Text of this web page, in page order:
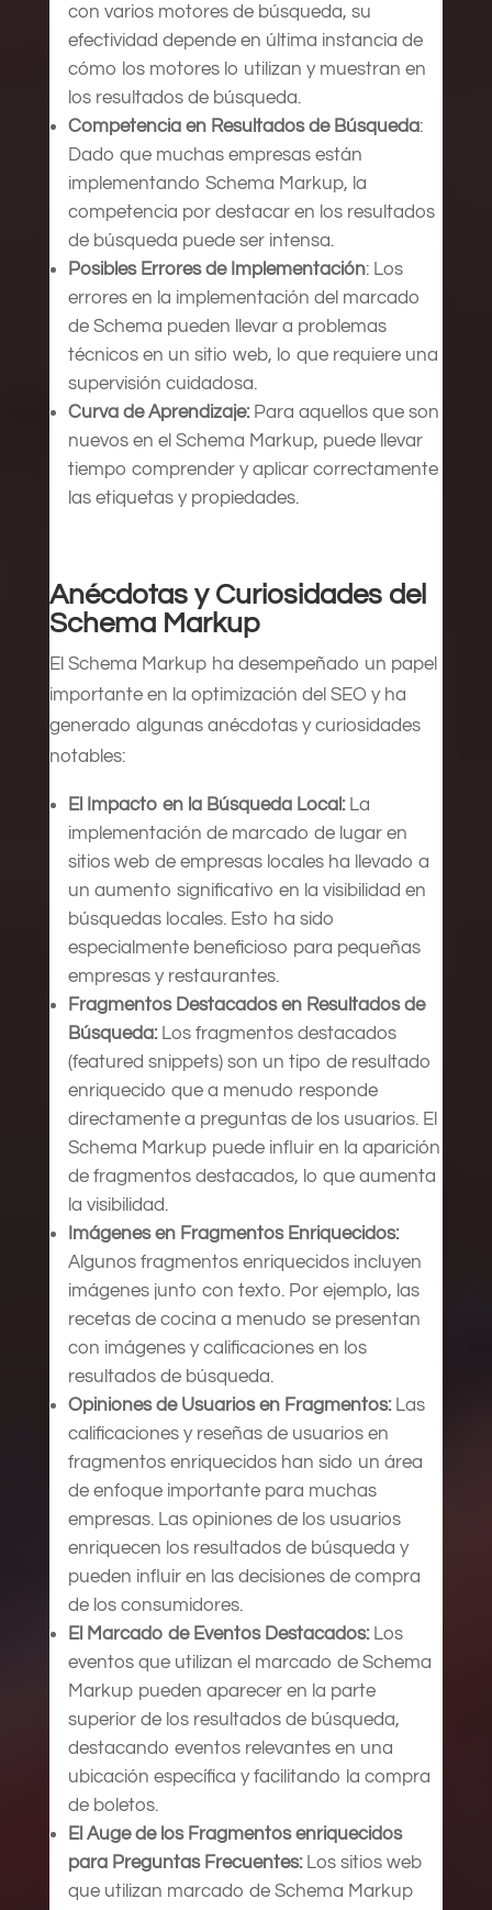
con varios motores de búsqueda, su
efectividad depende en última instancia de
cómo los motores lo utilizan y muestran en
los resultados de búsqueda.
Competencia en Resultados de Búsqueda:
Dado que muchas empresas están
implementando Schema Markup, la
competencia por destacar en los resultados
de búsqueda puede ser intensa.
Posibles Errores de Implementación: Los
errores en la implementación del marcado
de Schema pueden llevar a problemas
técnicos en un sitio web, lo que requiere una
supervisión cuidadosa.
Curva de Aprendizaje:Para aquellos que son
nuevos en el Schema Markup, puede llevar
tiempo comprender y aplicar correctamente
las etiquetas y propiedades.
Anécdotas y Curiosidades del
Schema Markup
El Schema Markup ha desempeñado un papel
importante en la optimización del SEO y ha
generado algunas anécdotas y curiosidades
notables:
El Impacto en la Búsqueda Local:La
implementación de marcado de lugar en
sitios web de empresas locales ha llevado a
un aumento significativo en la visibilidad en
búsquedas locales. Esto ha sido
especialmente beneficioso para pequeñas
empresas y restaurantes.
Fragmentos Destacados en Resultados de
Búsqueda:Los fragmentos destacados
(featured snippets) son un tipo de resultado
enriquecido que a menudo responde
directamente a preguntas de los usuarios. El
Schema Markup puede influir en la aparición
de fragmentos destacados, lo que aumenta
la visibilidad.
Imágenes en Fragmentos Enriquecidos:
Algunos fragmentos enriquecidos incluyen
imágenes junto con texto. Por ejemplo, las
recetas de cocina a menudo se presentan
con imágenes y calificaciones en los
resultados de búsqueda.
Opiniones de Usuarios en Fragmentos:Las
calificaciones y reseñas de usuarios en
fragmentos enriquecidos han sido un área
de enfoque importante para muchas
empresas. Las opiniones de los usuarios
enriquecen los resultados de búsqueda y
pueden influir en las decisiones de compra
de los consumidores.
El Marcado de Eventos Destacados:Los
eventos que utilizan el marcado de Schema
Markup pueden aparecer en la parte
superior de los resultados de búsqueda,
destacando eventos relevantes en una
ubicación específica y facilitando la compra
de boletos.
El Auge de los Fragmentos enriquecidos
para Preguntas Frecuentes:Los sitios web
que utilizan marcado de Schema Markup